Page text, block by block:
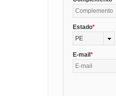
Estado
PE
E-mail